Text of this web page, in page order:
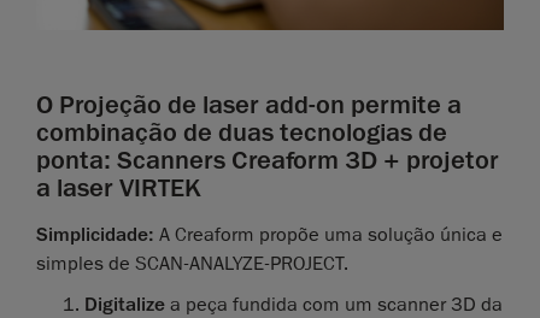
O Projeção de laser add-on permite a
combinação de duas tecnologias de
ponta: Scanners Creaform 3D + projetor
a laser VIRTEK
Simplicidade: A Creaform propõe uma solução única e
simples de SCAN-ANALYZE-PROJECT.
Digitalize a peça fundida com um scanner 3D da